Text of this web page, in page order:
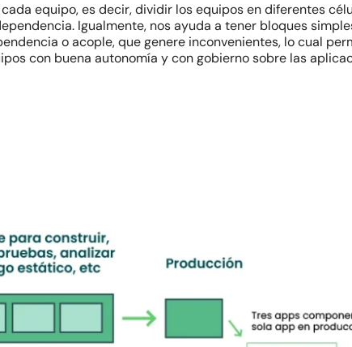
equipo, es decir, dividir los equipos en diferentes
Igualmente, nos ayuda a tener bloques
o acople, que genere inconvenientes, lo cual
con buena autonomía y con gobierno sobre las